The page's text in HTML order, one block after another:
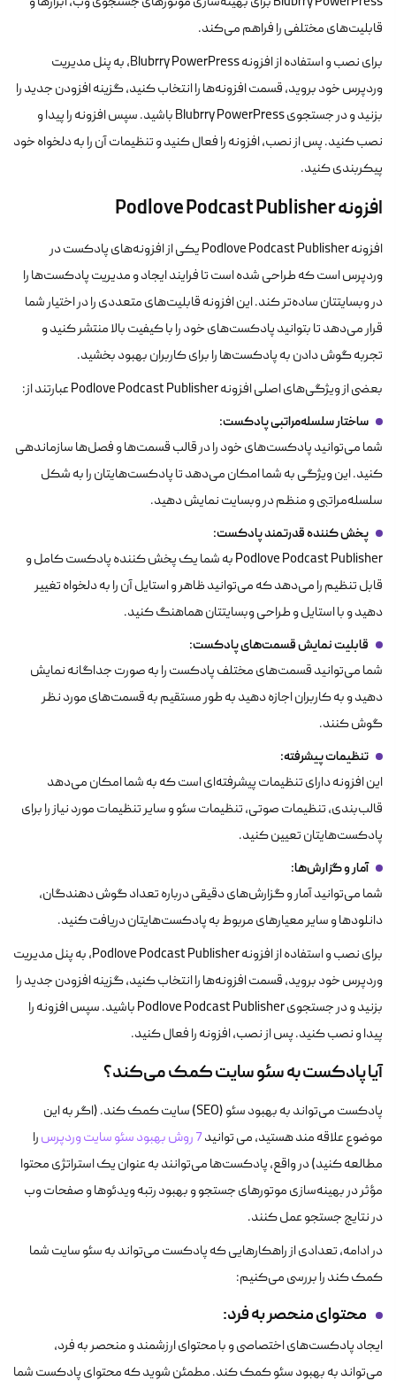
قابلیت‌های مختلفی را فراهم می‌کند.
برای نصب و استفاده از افزونه Blubrry PowerPress، به پنل مدیریت
وردپرس خود بروید، قسمت افزونه‌ها را انتخاب کنید، گزینه افزودن جدید را
بزنید و در جستجوی Blubrry PowerPress باشید. سپس افزونه را پیدا و
نصب کنید. پس از نصب، افزونه را فعال کنید و تنظیمات آن را به دلخواه خود
پیکربندی کنید.
افزونه Podlove Podcast Publisher
افزونه Podlove Podcast Publisher یکی از افزونه‌های پادکست در
وردپرس است که طراحی شده است تا فرایند ایجاد و مدیریت پادکست‌ها را
در وبسایتتان ساده‌تر کند. این افزونه قابلیت‌های متعددی را در اختیار شما
قرار می‌دهد تا بتوانید پادکست‌های خود را با کیفیت بالا منتشر کنید و
تجربه گوش دادن به پادکست‌ها را برای کاربران بهبود بخشید.
بعضی از ویژگی‌های اصلی افزونه Podlove Podcast Publisher عبارتند از:
ساختار سلسله‌مراتبی پادکست:
شما می‌توانید پادکست‌های خود را در قالب قسمت‌ها و فصل‌ها سازماندهی
کنید. این ویژگی به شما امکان می‌دهد تا پادکست‌هایتان را به شکل
سلسله‌مراتبی و منظم در وبسایت نمایش دهید.
پخش کننده قدرتمند پادکست:
Podlove Podcast Publisher به شما یک پخش کننده پادکست کامل و
قابل تنظیم را می‌دهد که می‌توانید ظاهر و استایل آن را به دلخواه تغییر
دهید و با استایل و طراحی وبسایتتان هماهنگ کنید.
قابلیت نمایش قسمت‌های پادکست:
شما می‌توانید قسمت‌های مختلف پادکست را به صورت جداگانه نمایش
دهید و به کاربران اجازه دهید به طور مستقیم به قسمت‌های مورد نظر
گوش کنند.
تنظیمات پیشرفته:
این افزونه دارای تنظیمات پیشرفته‌ای است که به شما امکان می‌دهد
قالب‌بندی، تنظیمات صوتی، تنظیمات سئو و سایر تنظیمات مورد نیاز را برای
پادکست‌هایتان تعیین کنید.
آمار و گزارش‌ها:
شما می‌توانید آمار و گزارش‌های دقیقی درباره تعداد گوش دهندگان،
دانلودها و سایر معیارهای مربوط به پادکست‌هایتان دریافت کنید.
برای نصب و استفاده از افزونه Podlove Podcast Publisher، به پنل مدیریت
وردپرس خود بروید، قسمت افزونه‌ها را انتخاب کنید، گزینه افزودن جدید را
بزنید و در جستجوی Podlove Podcast Publisher باشید. سپس افزونه را
پیدا و نصب کنید. پس از نصب، افزونه را فعال کنید.
آیا پادکست به سئو سایت کمک می‌کند؟
پادکست می‌تواند به بهبود سئو (SEO) سایت کمک کند. (اگر به این
موضوع علاقه مند هستید، می توانید7 روش بهبود سئو سایت وردپرس
را
مطالعه کنید) در واقع، پادکست‌ها می‌توانند به عنوان یک استراتژی محتوا
مؤثر در بهینه‌سازی موتورهای جستجو و بهبود رتبه ویدئوها و صفحات وب
در نتایج جستجو عمل کنند.
در ادامه، تعدادی از راهکارهایی که پادکست می‌تواند به سئو سایت شما
کمک کند را بررسی می‌کنیم:
محتوای منحصر به فرد:
ایجاد پادکست‌های اختصاصی و با محتوای ارزشمند و منحصر به فرد،
می‌تواند به بهبود سئو کمک کند. مطمئن شوید که محتوای پادکست شما